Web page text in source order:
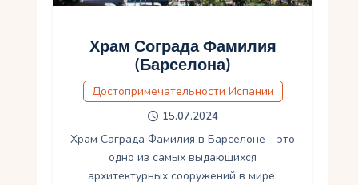
Храм Сограда Фамилия
(Барселона)
Достопримечательности Испании
15.07.2024
Храм Саграда Фамилия в Барселоне – это
одно из самых выдающихся
архитектурных сооружений в мире,